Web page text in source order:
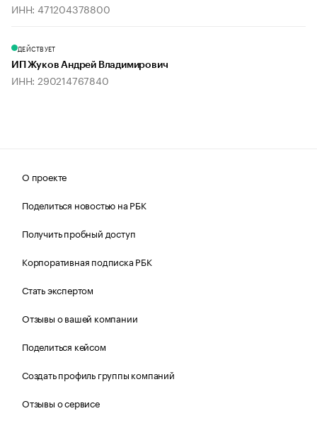
ИНН: 471204378800
ДЕЙСТВУЕТ
ИП Жуков Андрей Владимирович
ИНН: 290214767840
О проекте
Поделиться новостью на РБК
Получить пробный доступ
Корпоративная подписка РБК
Стать экспертом
Отзывы о вашей компании
Поделиться кейсом
Создать профиль группы компаний
Отзывы о сервисе